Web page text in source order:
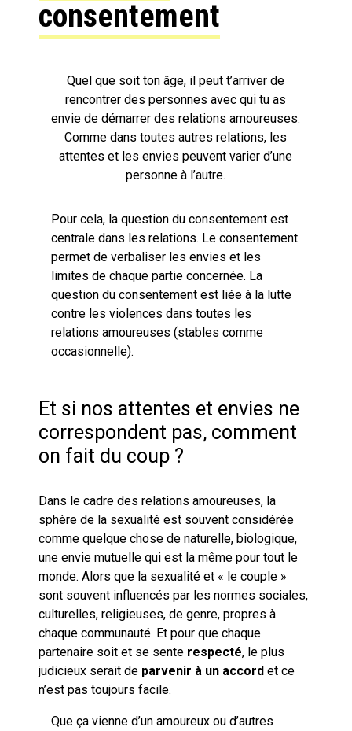
consentement
Quel que soit ton âge, il peut t’arriver de
rencontrer des personnes avec qui tu as
envie de démarrer des relations amoureuses.
Comme dans toutes autres relations, les
attentes et les envies peuvent varier d’une
personne à l’autre.
Pour cela, la question du consentement est
centrale dans les relations. Le consentement
permet de verbaliser les envies et les
limites de chaque partie concernée. La
question du consentement est liée à la lutte
contre les violences dans toutes les
relations amoureuses (stables comme
occasionnelle).
Et si nos attentes et envies ne
correspondent pas, comment
on fait du coup ?
Dans le cadre des relations amoureuses, la
sphère de la sexualité est souvent considérée
comme quelque chose de naturelle, biologique,
une envie mutuelle qui est la même pour tout le
monde. Alors que la sexualité et « le couple »
sont souvent influencés par les normes sociales,
culturelles, religieuses, de genre, propres à
chaque communauté. Et pour que chaque
partenaire soit et se sente respecté, le plus
judicieux serait de parvenir à un accord et ce
n’est pas toujours facile.
Que ça vienne d’un amoureux ou d’autres